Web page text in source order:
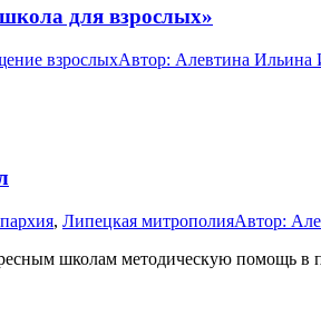
для взрослых»
взрослыхАвтор: Алевтина
, Липецкая митрополияАвтор:
школам методическую помощь в